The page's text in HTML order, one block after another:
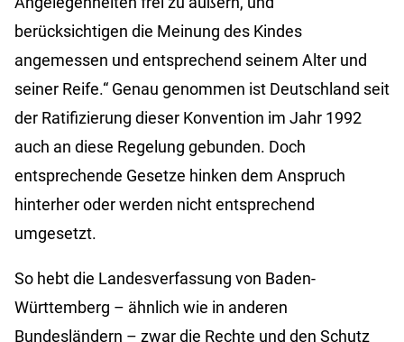
berücksichtigen die Meinung des Kindes
angemessen und entsprechend seinem Alter und
seiner Reife.“ Genau genommen ist Deutschland seit
der Ratifizierung dieser Konvention im Jahr 1992
auch an diese Regelung gebunden. Doch
entsprechende Gesetze hinken dem Anspruch
hinterher oder werden nicht entsprechend
umgesetzt.
So hebt die Landesverfassung von Baden-
Württemberg – ähnlich wie in anderen
Bundesländern – zwar die Rechte und den Schutz